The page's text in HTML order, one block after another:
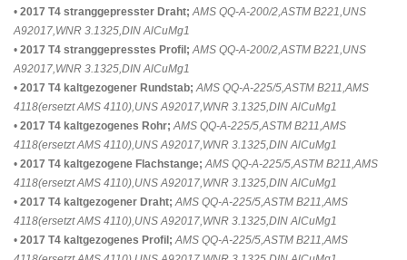
• 2017 T4 stranggepresster Draht; AMS QQ-A-200/2,ASTM B221,UNS
A92017,WNR 3.1325,DIN AlCuMg1
• 2017 T4 stranggepresstes Profil; AMS QQ-A-200/2,ASTM B221,UNS
A92017,WNR 3.1325,DIN AlCuMg1
• 2017 T4 kaltgezogener Rundstab; AMS QQ-A-225/5,ASTM B211,AMS
4118(ersetzt AMS 4110),UNS A92017,WNR 3.1325,DIN AlCuMg1
• 2017 T4 kaltgezogenes Rohr; AMS QQ-A-225/5,ASTM B211,AMS
4118(ersetzt AMS 4110),UNS A92017,WNR 3.1325,DIN AlCuMg1
• 2017 T4 kaltgezogene Flachstange; AMS QQ-A-225/5,ASTM B211,AMS
4118(ersetzt AMS 4110),UNS A92017,WNR 3.1325,DIN AlCuMg1
• 2017 T4 kaltgezogener Draht; AMS QQ-A-225/5,ASTM B211,AMS
4118(ersetzt AMS 4110),UNS A92017,WNR 3.1325,DIN AlCuMg1
• 2017 T4 kaltgezogenes Profil; AMS QQ-A-225/5,ASTM B211,AMS